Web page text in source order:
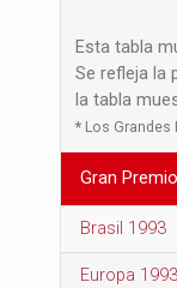
Esta tabla
Se refleja la
la tabla
* Los
Gran Premio
Brasil 1993
Europa 1993